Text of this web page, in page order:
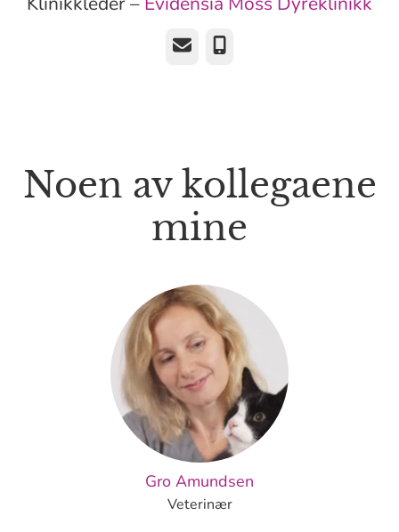
E-post Telefonnummer
Noen av kollegaene
mine
Gro Amundsen
Veterinær